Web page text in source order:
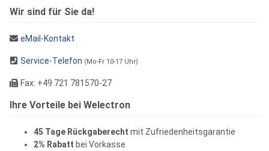
Wir sind für Sie da!
eMail-Kontakt
Service-Telefon (Mo-Fr 10-17 Uhr)
Fax: +49 721 781570-27
Ihre Vorteile bei Welectron
45 Tage Rückgaberecht mit Zufriedenheitsgarantie
2% Rabatt bei Vorkasse